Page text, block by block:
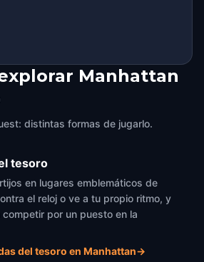
Manhattan
distintas formas de jugarlo.
tesoro
en lugares emblemáticos de
el reloj o ve a tu propio ritmo, y
por un puesto en la
del tesoro en Manhattan→